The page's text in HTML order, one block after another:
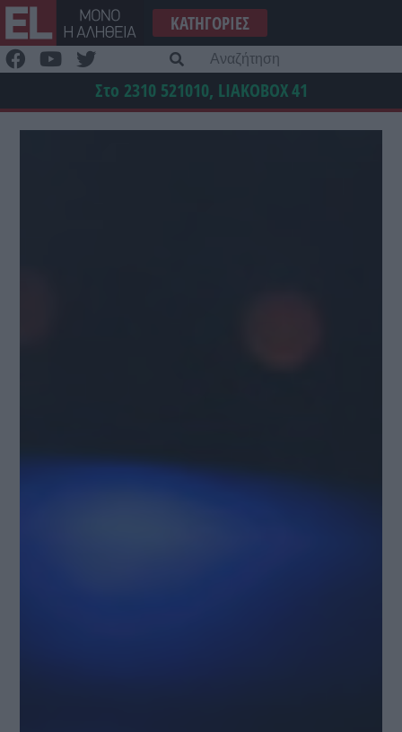
Μετάβαση
στο
περιεχόμενο
ΚΑΤΗΓΟΡΊΕΣ
Στο 2310 521010, LIAKOBOX41